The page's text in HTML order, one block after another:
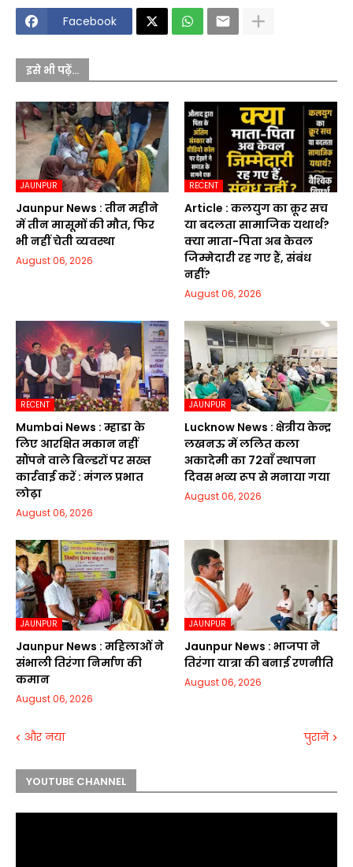
Facebook
इसे भी पढ़ें...
JAUNPUR
Jaunpur News : तीन महीने
में तीन मासूमों की मौत, फिर
भी नहीं चेती व्यवस्था
August 06, 2026
RECENT
Article : कलयुग का क्रूर सच
या बदलता सामाजिक यथार्थ?
क्या माता-पिता अब केवल
जिम्मेदारी रह गए हैं, संबंध
नहीं?
August 06, 2026
RECENT
Mumbai News : म्हाडा के
लिए आरक्षित मकान नहीं
सौंपने वाले बिल्डरों पर सख्त
कार्रवाई करें : मंगल प्रभात
लोढ़ा
August 06, 2026
JAUNPUR
Lucknow News : क्षेत्रीय केन्द्र
लखनऊ में ललित कला
अकादेमी का 72वाॅं स्थापना
दिवस भव्य रूप से मनाया गया
August 06, 2026
JAUNPUR
Jaunpur News : महिलाओं ने
संभाली तिरंगा निर्माण की
कमान
August 06, 2026
JAUNPUR
Jaunpur News : भाजपा ने
तिरंगा यात्रा की बनाई रणनीति
August 06, 2026
और नया पुराने
YOUTUBE CHANNEL